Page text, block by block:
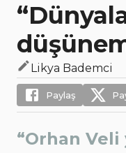
Likya Bademci
Paylaş
“Orhan Veli